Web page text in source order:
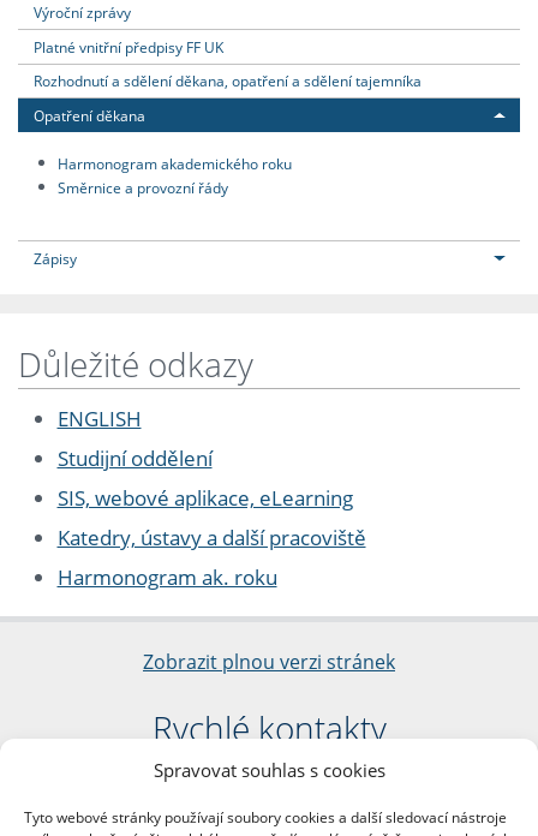
Spravovat souhlas s cookies
Tyto webové stránky používají soubory cookies a další sledovací nástroje
Výroční zprávy
Platné vnitřní předpisy FF UK
Rozhodnutí a sdělení děkana, opatření a sdělení tajemníka
Opatření děkana
Harmonogram akademického roku
Směrnice a provozní řády
Zápisy
Důležité odkazy
ENGLISH
Studijní oddělení
SIS, webové aplikace, eLearning
Katedry, ústavy a další pracoviště
Harmonogram ak. roku
Zobrazit plnou verzi stránek
Rychlé kontakty
Filozofická fakulta
nám. Jana Palacha 1/2